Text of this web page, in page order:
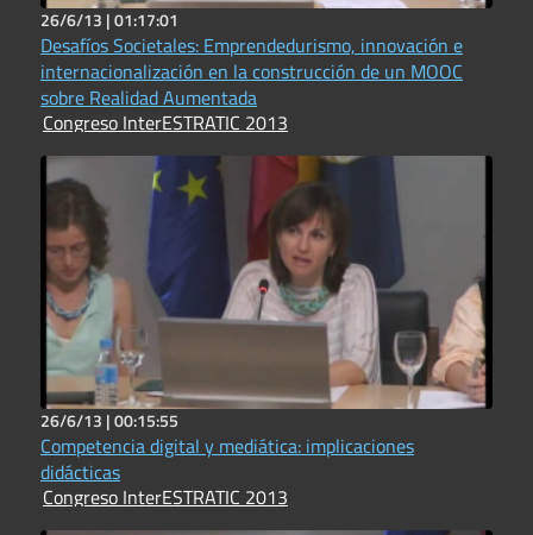
26/6/13 |01:17:01
Desafíos Societales: Emprendedurismo, innovación e
internacionalización en la construcción de un MOOC
sobre Realidad Aumentada
Congreso InterESTRATIC 2013
26/6/13 |00:15:55
Competencia digital y mediática: implicaciones
didácticas
Congreso InterESTRATIC 2013